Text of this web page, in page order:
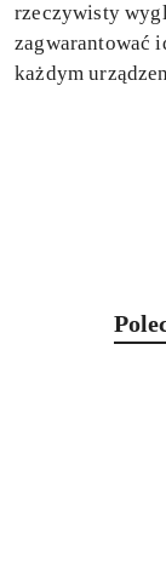
rzeczywisty
zagwarantować
każdym
Pomiń